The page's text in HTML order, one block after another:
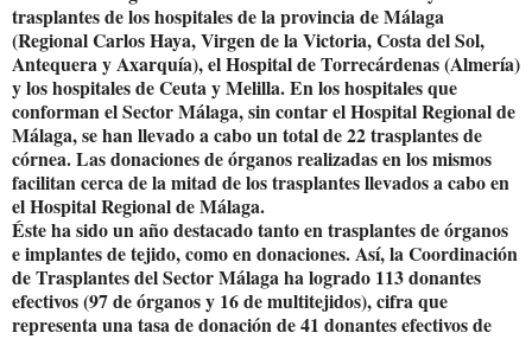
trasplantes de los hospitales de la provincia de Málaga
(Regional Carlos Haya, Virgen de la Victoria, Costa del Sol,
Antequera y Axarquía), el Hospital de Torrecárdenas (Almería)
y los hospitales de Ceuta y Melilla. En los hospitales que
conforman el Sector Málaga, sin contar el Hospital Regional de
Málaga, se han llevado a cabo un total de 22 trasplantes de
córnea. Las donaciones de órganos realizadas en los mismos
facilitan cerca de la mitad de los trasplantes llevados a cabo en
el Hospital Regional de Málaga.
Éste ha sido un año destacado tanto en trasplantes de órganos
e implantes de tejido, como en donaciones. Así, la Coordinación
de Trasplantes del Sector Málaga ha logrado 113 donantes
efectivos (97 de órganos y 16 de multitejidos), cifra que
representa una tasa de donación de 41 donantes efectivos de